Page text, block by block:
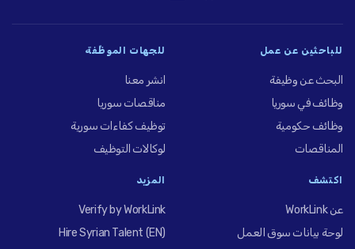
للباحثين عن عمل
البحث عن وظيفة
وظائف في سوريا
وظائف حكومية
المناقصات
للجهات الموظِّفة
انشر معنا
مناقصات سوريا
توظيف كفاءات سورية
لوكالات التوظيف
اكتشف
عن WorkLink
لوحة بيانات سوق العمل
المزيد
Verify by WorkLink
Hire Syrian Talent (EN)